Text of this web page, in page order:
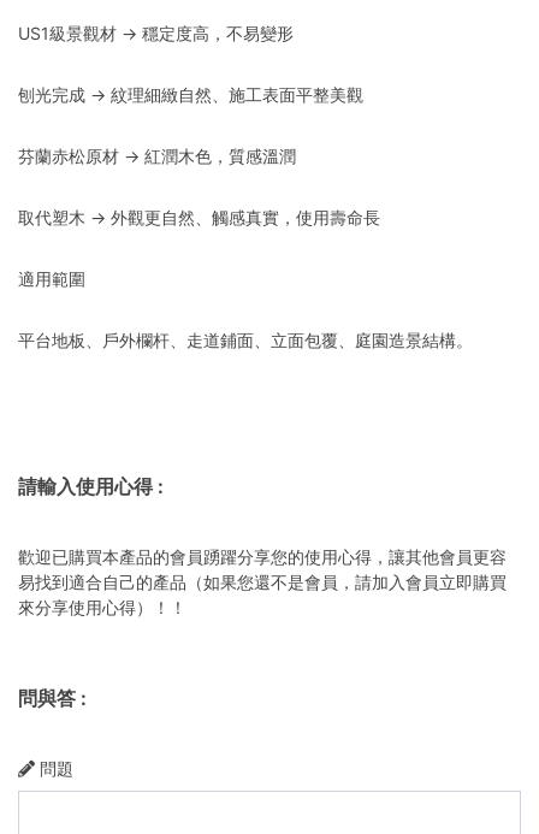
US1級景觀材 → 穩定度高，不易變形
刨光完成 → 紋理細緻自然、施工表面平整美觀
芬蘭赤松原材 → 紅潤木色，質感溫潤
取代塑木 → 外觀更自然、觸感真實，使用壽命長
適用範圍
平台地板、戶外欄杆、走道鋪面、立面包覆、庭園造景結構。
請輸入使用心得:
歡迎已購買本產品的會員踴躍分享您的使用心得，讓其他會員更容
易找到適合自己的產品（如果您還不是會員，請加入會員立即購買
來分享使用心得）！！
問與答 :
問題